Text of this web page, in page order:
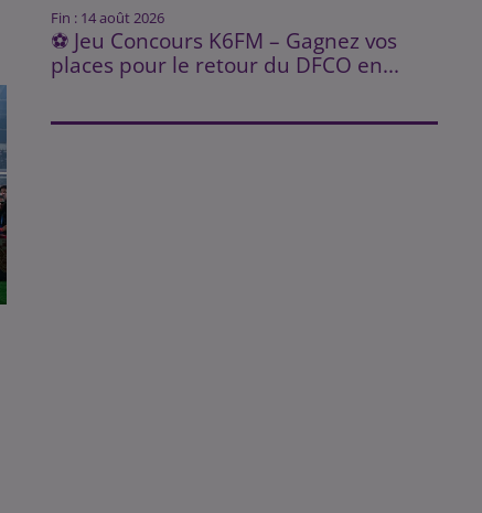
Fin : 14 août 2026
⚽ Jeu Concours K6FM – Gagnez vos
places pour le retour du DFCO en...